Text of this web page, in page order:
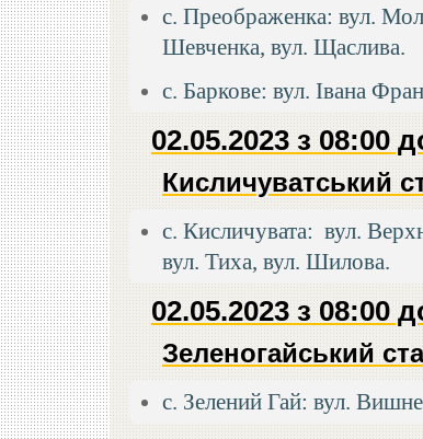
с. Преображенка: вул.
Шевченка, вул. Щаслива.
с. Баркове: вул. Івана
02.05.2023 з 08:00
Кисличуватський
с. Кисличувата: вул.
вул. Тиха, вул. Шилова.
02.05.2023 з 08:00
Зеленогайський
с. Зелений Гай: вул.